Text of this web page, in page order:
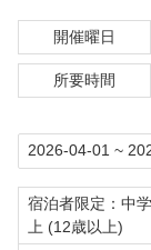
開催曜日
所要時間
宿泊者限定：中
上 (12歳以上)